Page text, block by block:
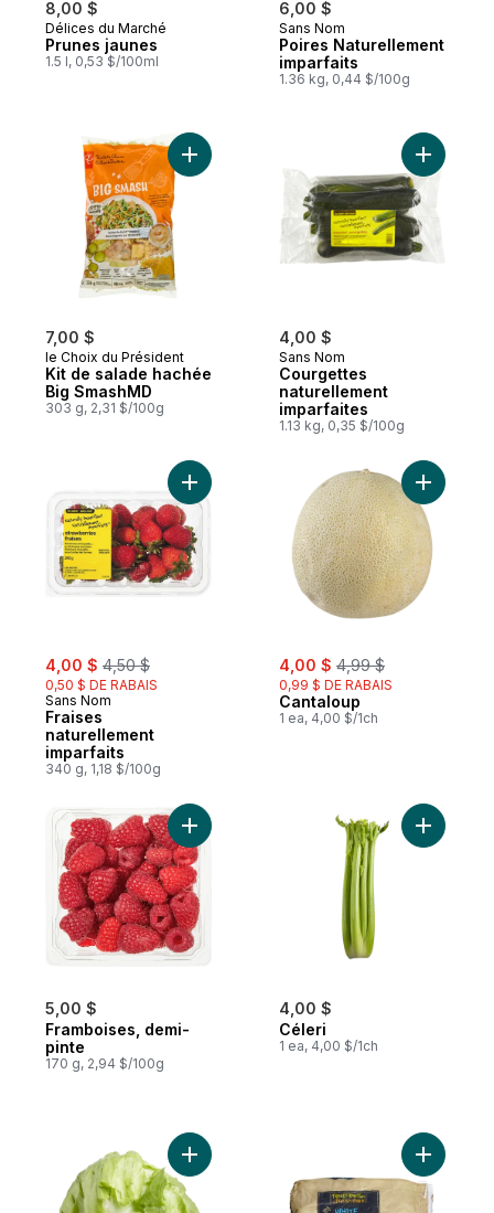
8,00 $
Délices du Marché
Prunes jaunes
1.5 l, 0,53 $/100ml
6,00 $
Sans Nom
Poires Naturellement
imparfaits
1.36 kg, 0,44 $/100g
7,00 $
le Choix du Président
Kit de salade hachée
Big SmashMD
303 g, 2,31 $/100g
Ajouter Kit de salade hachée Big
4,00 $
Sans Nom
Courgettes
naturellement
imparfaites
1.13 kg, 0,35 $/100g
Ajouter
sale:
4,00 $ , formerly:
4,50 $
0,50 $ DE RABAIS
Sans Nom
Fraises
naturellement
imparfaits
340 g, 1,18 $/100g
Ajouter Fraises naturellement imparfaits
sale:
4,00 $ , formerly:
4,99 $
0,99 $ DE RABAIS
Cantaloup
1 ea, 4,00 $/1ch
Ajouter
5,00 $
Framboises, demi-
pinte
170 g, 2,94 $/100g
Ajouter Framboises, demi-pinte au panier
4,00 $
Céleri
1 ea, 4,00 $/1ch
Ajouter
Ajouter Laitue iceberg au panierAjouter